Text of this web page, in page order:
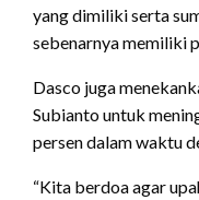
yang dimiliki serta
sebenarnya memiliki
Dasco juga
Subianto untuk
persen dalam waktu
“Kita berdoa agar